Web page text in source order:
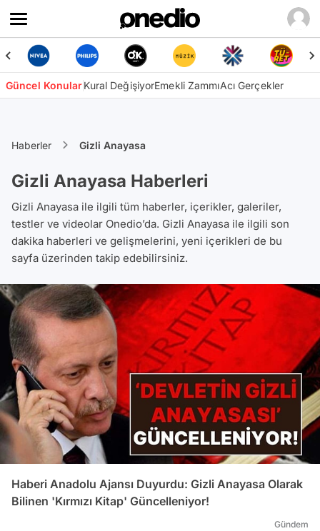
Güncel KonularKural DeğişiyorEmekli ZammıAcı Gerçekler
Haberler Gizli Anayasa
Gizli Anayasa Haberleri
Gizli Anayasa ile ilgili tüm haberler, içerikler, galeriler,
testler ve videolar Onedio’da. Gizli Anayasa ile ilgili son
dakika haberleri ve gelişmelerini, yeni içerikleri de bu
sayfa üzerinden takip edebilirsiniz.
Haberi Anadolu Ajansı Duyurdu: Gizli Anayasa Olarak
Bilinen 'Kırmızı Kitap' Güncelleniyor!
Gündem